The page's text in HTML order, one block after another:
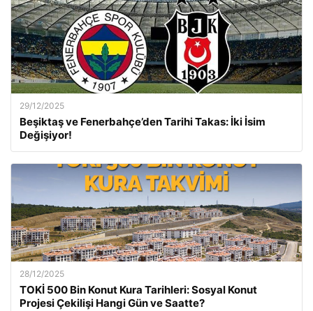
29/12/2025
Beşiktaş ve Fenerbahçe’den Tarihi Takas: İki İsim
Değişiyor!
28/12/2025
TOKİ 500 Bin Konut Kura Tarihleri: Sosyal Konut
Projesi Çekilişi Hangi Gün ve Saatte?